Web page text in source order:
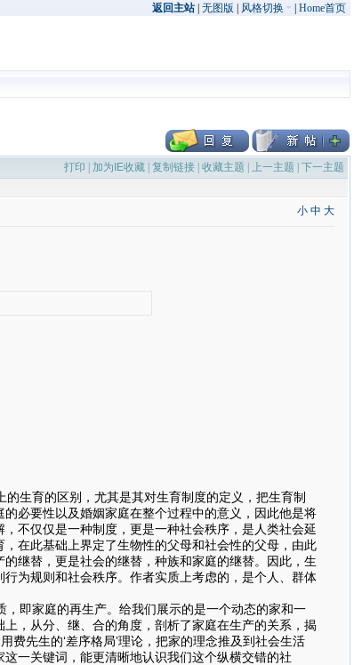
返回主站| 无图版 风格切换 Home首页
打印 | 加为IE收藏| 复制链接| 收藏主题 | 上一主题 | 下一主题
小 中 大
生育的区别，尤其是其对生育制度的定义，把生育制
必要性以及婚姻家庭在整个过程中的意义，因此他是将
不仅仅是一种制度，更是一种社会秩序，是人类社会延
在此基础上界定了生物性的父母和社会性的父母，由此
继替，更是社会的继替，种族和家庭的继替。因此，生
为规则和社会秩序。作者实质上考虑的，是个人、群体
即家庭的再生产。给我们展示的是一个动态的家和一
，从分、继、合的角度，剖析了家庭在生产的关系，揭
先生的‘差序格局’理论，把家的理念推及到社会生活
一关键词，能更清晰地认识我们这个纵横交错的社